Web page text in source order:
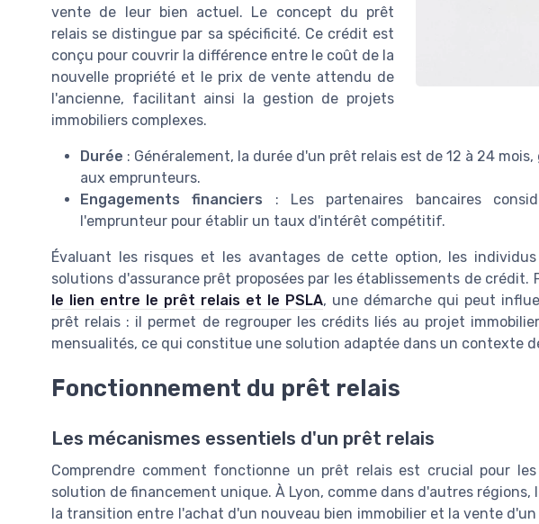
vente de leur bien actuel. Le concept du prêt
relais se distingue par sa spécificité. Ce crédit est
conçu pour couvrir la différence entre le coût de la
nouvelle propriété et le prix de vente attendu de
l'ancienne, facilitant ainsi la gestion de projets
immobiliers complexes.
Durée : Généralement, la durée d'un prêt relais est de 12 à 24
aux emprunteurs.
Engagements financiers : Les partenaires bancaires
l'emprunteur pour établir un taux d'intérêt compétitif.
Évaluant les risques et les avantages de cette option, les
solutions d'assurance prêt proposées par les établissements de
le lien entre le prêt relais et le PSLA, une démarche qui peut
prêt relais : il permet de regrouper les crédits liés au projet
mensualités, ce qui constitue une solution adaptée dans un contexte
Fonctionnement du prêt relais
Les mécanismes essentiels d'un prêt relais
Comprendre comment fonctionne un prêt relais est crucial pour
solution de financement unique. À Lyon, comme dans d'autres
la transition entre l'achat d'un nouveau bien immobilier et la vente